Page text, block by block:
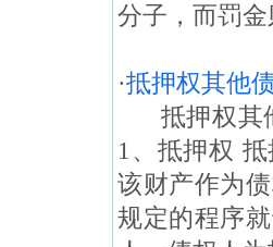
分子，而罚
·抵押权其他
抵押权其
1、抵押权
该财产作为
规定的程序